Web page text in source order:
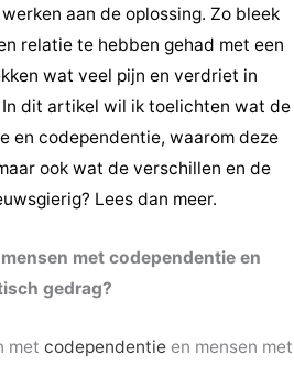
aan de oplossing. Zo bleek
relatie te hebben gehad met een
wat veel pijn en verdriet in
dit artikel wil ik toelichten wat de
en codependentie, waarom deze
ook wat de verschillen en de
Lees dan meer.
met codependentie en
gedrag?
met codependentie en mensen met